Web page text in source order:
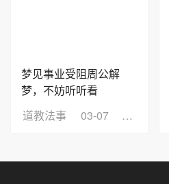
梦见事业受阻周公解
梦，不妨听听看
道教法事
03-07 浏览：2